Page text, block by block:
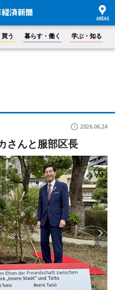
買う 暮らす・働く 学ぶ・知る
2026.06.24
さんと服部区長